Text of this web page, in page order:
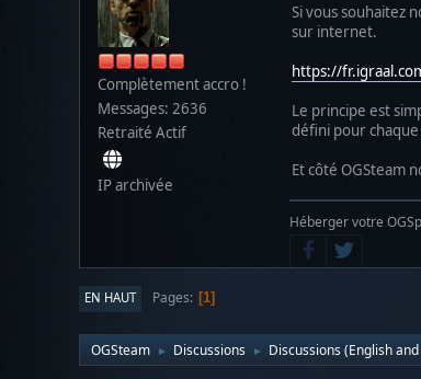
Complètement accro !
Messages: 2636
Retraité Actif
IP archivée
Si vous souhaitez
sur internet.
https://
Le principe est
défini pour chaque
Et côté OGSteam
Héberger votre
EN HAUT Pages 1
OGSteam ► Discussions ► Discussions (English